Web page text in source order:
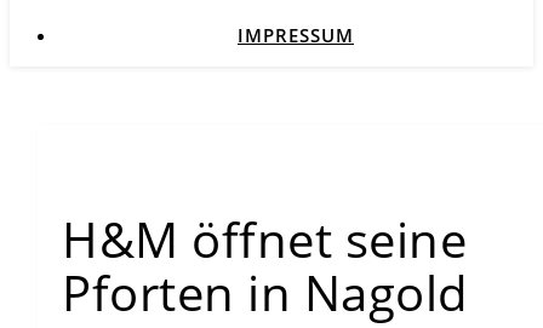
IMPRESSUM
H&M öffnet seine
Pforten in Nagold